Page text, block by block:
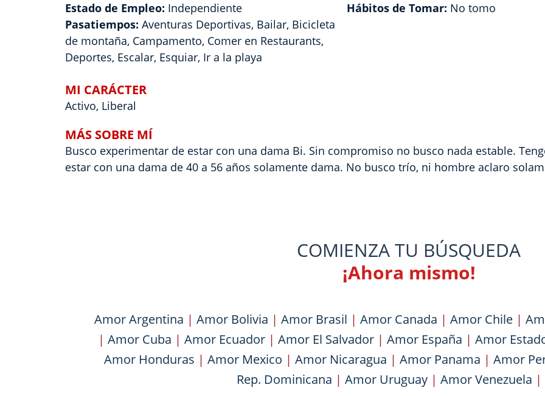
Estado de Empleo: Independiente
Pasatiempos: Aventuras Deportivas, Bailar, Bicicleta
de montaña, Campamento, Comer en Restaurants,
Deportes, Escalar, Esquiar, Ir a la playa
Hábitos de Tomar: No tomo
MI CARÁCTER
Activo, Liberal
MÁS SOBRE MÍ
Busco experimentar de estar con una dama Bi. Sin compromiso no busco nada estable.
estar con una dama de 40 a 56 años solamente dama. No busco trío, ni hombre aclaro
COMIENZA TU BÚSQUEDA
¡Ahora mismo!
Amor Argentina | Amor Bolivia | Amor Brasil | Amor Canada | Amor Chile |
| Amor Cuba | Amor Ecuador | Amor El Salvador | Amor España | Amor
Amor Honduras | Amor Mexico | Amor Nicaragua | Amor Panama | Amor
Rep. Dominicana | Amor Uruguay| Amor Venezuela |